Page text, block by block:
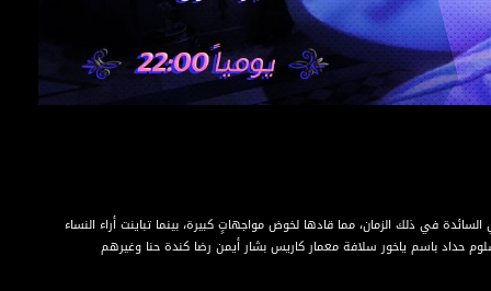
في ذلك الزمان، مما قادها لخوض مواجهاتٍ كبيرة، بينما تباينت أراء النساء
حداد باسم ياخور سلافة معمار كاريس بشار أيمن رضا كندة حنا وغيرهم